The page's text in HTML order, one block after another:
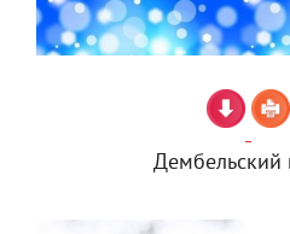
Дембельский